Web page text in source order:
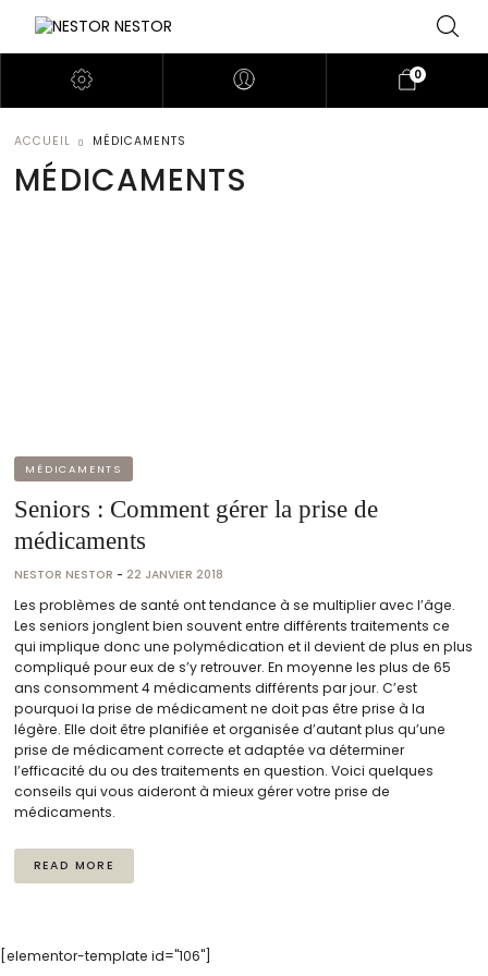
0
ACCUEIL MÉDICAMENTS
MÉDICAMENTS
MÉDICAMENTS
Seniors : Comment gérer la prise de
médicaments
NESTOR NESTOR -22 JANVIER 2018
Les problèmes de santé ont tendance à se multiplier avec l’âge.
Les seniors jonglent bien souvent entre différents traitements ce
qui implique donc une polymédication et il devient de plus en plus
compliqué pour eux de s’y retrouver. En moyenne les plus de 65
ans consomment 4 médicaments différents par jour. C’est
pourquoi la prise de médicament ne doit pas être prise à la
légère. Elle doit être planifiée et organisée d’autant plus qu’une
prise de médicament correcte et adaptée va déterminer
l’efficacité du ou des traitements en question. Voici quelques
conseils qui vous aideront à mieux gérer votre prise de
médicaments.
READ MORE
[elementor-template id="106"]